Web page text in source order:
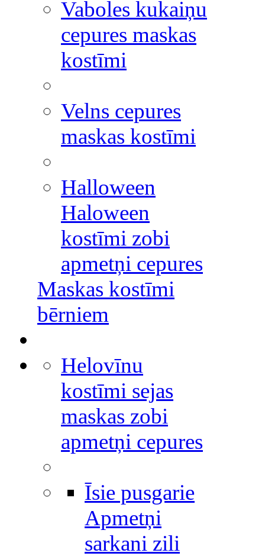
Vaboles kukaiņu
cepures maskas
kostīmi
Velns cepures
maskas kostīmi
Halloween
Haloween
kostīmi zobi
apmetņi cepures
Maskas kostīmi
bērniem
Helovīnu
kostīmi sejas
maskas zobi
apmetņi cepures
Īsie pusgarie
Apmetņi
sarkani zili